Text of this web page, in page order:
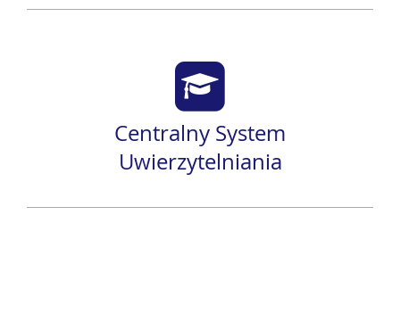
Centralny System
Uwierzytelniania